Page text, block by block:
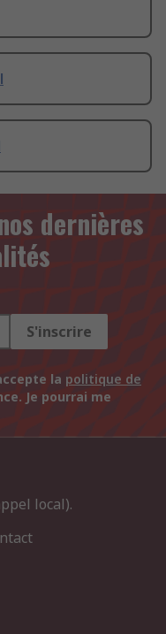
dernières
S'inscrire
la politique de
Je pourrai me
local).